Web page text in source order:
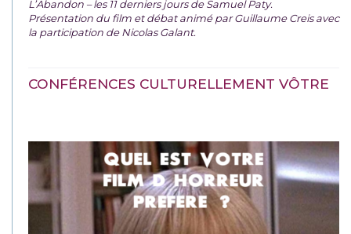
L’Abandon – les 11 derniers jours de Samuel Paty.
Présentation du film et débat animé par Guillaume Creis avec
la participation de Nicolas Galant.
CONFÉRENCES CULTURELLEMENT VÔTRE